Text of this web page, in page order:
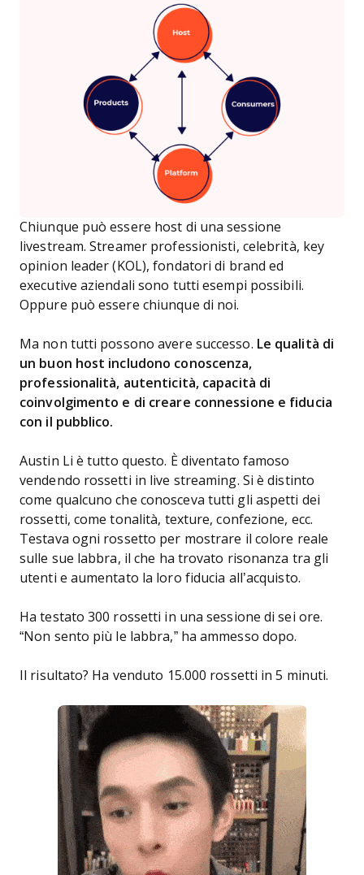
Chiunque può essere host di una sessione
livestream. Streamer professionisti, celebrità, key
opinion leader (KOL), fondatori di brand ed
executive aziendali sono tutti esempi possibili.
Oppure può essere chiunque di noi.
Ma non tutti possono avere successo. Le qualità di
un buon host includono conoscenza,
professionalità, autenticità, capacità di
coinvolgimento e di creare connessione e fiducia
con il pubblico.
Austin Li è tutto questo. È diventato famoso
vendendo rossetti in live streaming. Si è distinto
come qualcuno che conosceva tutti gli aspetti dei
rossetti, come tonalità, texture, confezione, ecc.
Testava ogni rossetto per mostrare il colore reale
sulle sue labbra, il che ha trovato risonanza tra gli
utenti e aumentato la loro fiducia all’acquisto.
Ha testato 300 rossetti in una sessione di sei ore.
“Non sento più le labbra,” ha ammesso dopo.
Il risultato? Ha venduto 15.000 rossetti in 5 minuti.